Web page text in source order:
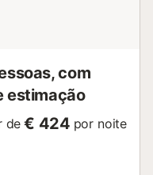
com
estimação
de € 424 por noite